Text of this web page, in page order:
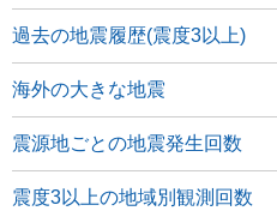
過去の地震履歴(震度3以上)
海外の大きな地震
震源地ごとの地震発生回数
震度3以上の地域別観測回数